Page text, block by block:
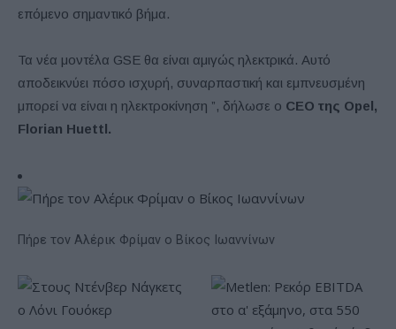
επόμενο σημαντικό βήμα.
Τα νέα μοντέλα GSE θα είναι αμιγώς ηλεκτρικά. Αυτό
αποδεικνύει πόσο ισχυρή, συναρπαστική και εμπνευσμένη
μπορεί να είναι η ηλεκτροκίνηση ”, δήλωσε ο CEO της Opel,
Florian Huettl.
Πήρε τον Αλέρικ Φρίμαν ο Βίκος Ιωαννίνων